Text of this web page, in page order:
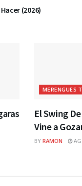
(2026)
MERENGUES
El Swing
Vine a
BY RAMON